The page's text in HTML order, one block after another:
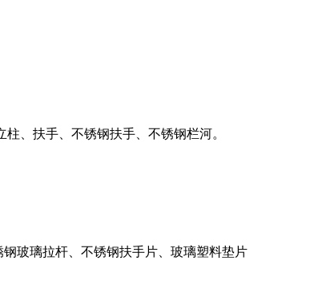
、扶手、不锈钢扶手、不锈钢栏河。
玻璃拉杆、不锈钢扶手片、玻璃塑料垫片